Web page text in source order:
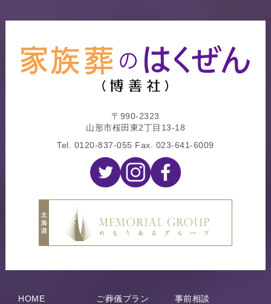
〒990-2323
山形市桜田東2丁目13-18
Tel. 0120-837-055 Fax. 023-641-6009
HOME ご葬儀プラン 事前相談